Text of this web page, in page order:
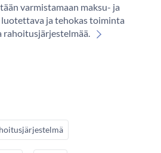
varmistamaan maksu- ja
ja tehokas toiminta